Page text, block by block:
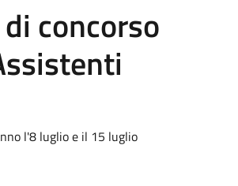
concorso
l'8 luglio e il 15 luglio